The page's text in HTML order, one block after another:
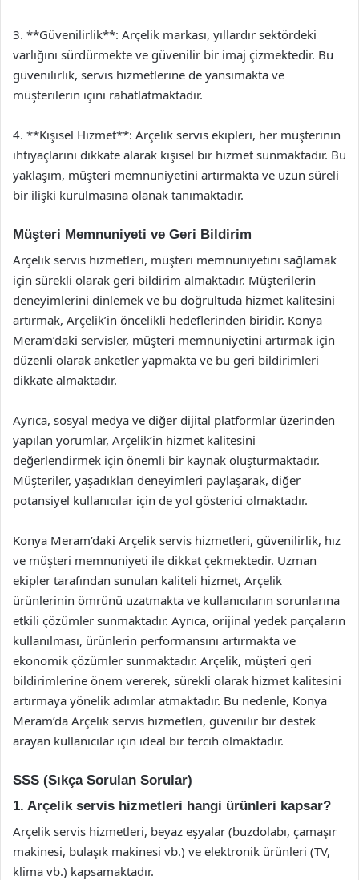
3. **Güvenilirlik**: Arçelik markası, yıllardır sektördeki
varlığını sürdürmekte ve güvenilir bir imaj çizmektedir. Bu
güvenilirlik, servis hizmetlerine de yansımakta ve
müşterilerin içini rahatlatmaktadır.
4. **Kişisel Hizmet**: Arçelik servis ekipleri, her müşterinin
ihtiyaçlarını dikkate alarak kişisel bir hizmet sunmaktadır. Bu
yaklaşım, müşteri memnuniyetini artırmakta ve uzun süreli
bir ilişki kurulmasına olanak tanımaktadır.
Müşteri Memnuniyeti ve Geri Bildirim
Arçelik servis hizmetleri, müşteri memnuniyetini sağlamak
için sürekli olarak geri bildirim almaktadır. Müşterilerin
deneyimlerini dinlemek ve bu doğrultuda hizmet kalitesini
artırmak, Arçelik’in öncelikli hedeflerinden biridir. Konya
Meram’daki servisler, müşteri memnuniyetini artırmak için
düzenli olarak anketler yapmakta ve bu geri bildirimleri
dikkate almaktadır.
Ayrıca, sosyal medya ve diğer dijital platformlar üzerinden
yapılan yorumlar, Arçelik’in hizmet kalitesini
değerlendirmek için önemli bir kaynak oluşturmaktadır.
Müşteriler, yaşadıkları deneyimleri paylaşarak, diğer
potansiyel kullanıcılar için de yol gösterici olmaktadır.
Konya Meram’daki Arçelik servis hizmetleri, güvenilirlik, hız
ve müşteri memnuniyeti ile dikkat çekmektedir. Uzman
ekipler tarafından sunulan kaliteli hizmet, Arçelik
ürünlerinin ömrünü uzatmakta ve kullanıcıların sorunlarına
etkili çözümler sunmaktadır. Ayrıca, orijinal yedek parçaların
kullanılması, ürünlerin performansını artırmakta ve
ekonomik çözümler sunmaktadır. Arçelik, müşteri geri
bildirimlerine önem vererek, sürekli olarak hizmet kalitesini
artırmaya yönelik adımlar atmaktadır. Bu nedenle, Konya
Meram’da Arçelik servis hizmetleri, güvenilir bir destek
arayan kullanıcılar için ideal bir tercih olmaktadır.
SSS (Sıkça Sorulan Sorular)
1. Arçelik servis hizmetleri hangi ürünleri kapsar?
Arçelik servis hizmetleri, beyaz eşyalar (buzdolabı, çamaşır
makinesi, bulaşık makinesi vb.) ve elektronik ürünleri (TV,
klima vb.) kapsamaktadır.